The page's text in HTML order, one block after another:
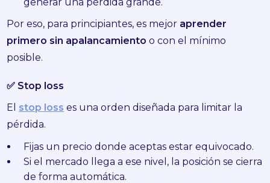
Por eso, para principiantes, es mejor aprender
primero sin apalancamiento o con el mínimo
posible.
✅ Stop loss
El stop loss es una orden diseñada para limitar la
pérdida.
Fijas un precio donde aceptas estar equivocado.
Si el mercado llega a ese nivel, la posición se cierra
de forma automática.